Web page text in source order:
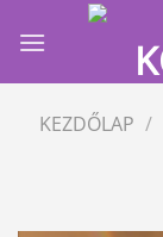
KEZDŐLAP /